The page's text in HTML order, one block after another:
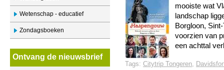
Wetenschap - educatief
Zondagsboeken
Ontvang de nieuwsbrief
mooiste wat
landschap
Borgloon,
voorzien van
een achttal
Tags: Citytrip Tongeren,